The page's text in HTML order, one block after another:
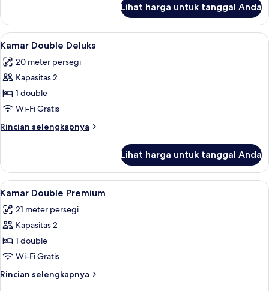
Suite
Keluarga
Lihat harga untuk tanggal Anda
Lihat
semua
foto
untuk
Kamar
Double
Deluks
Seprai premium, selimut bulu angsa,
9
Kamar Double Deluks
20 meter persegi
Kapasitas 2
1 double
Wi-Fi Gratis
Rincian selengkapnya
Rincian
Kamar
Double
Deluks
Lihat harga untuk tanggal Anda
Lihat
semua
foto
untuk
Kamar
Double
Premium
Seprai premium, selimut bulu angsa,
5
Kamar Double Premium
21 meter persegi
Kapasitas 2
1 double
Wi-Fi Gratis
Rincian selengkapnya
Rincian